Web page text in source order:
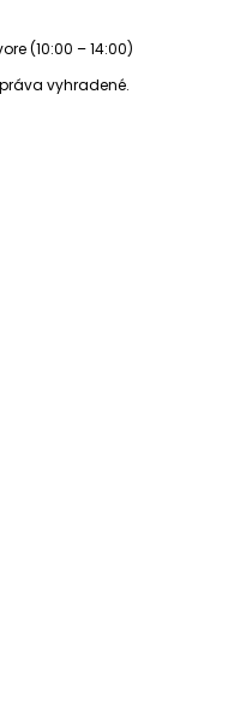
(10:00 – 14:00)
práva vyhradené.